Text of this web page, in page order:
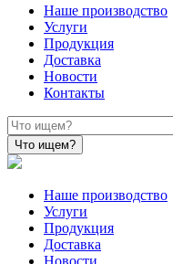
Наше производство
Услуги
Продукция
Доставка
Новости
Контакты
Наше производство
Услуги
Продукция
Доставка
Новости